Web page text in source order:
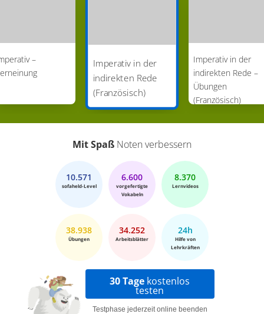
–
Imperativ in der
indirekten Rede
(Französisch)
Imperativ in der
indirekten Rede –
Übungen
(Französisch)
Mit Spaß Noten verbessern
10.571
sofaheld-Level
6.600
vorgefertigte
Vokabeln
8.370
Lernvideos
38.938
Übungen
34.252
Arbeitsblätter
24h
Hilfe von
Lehrkräften
30 Tage kostenlos
testen
Testphase jederzeit online beenden